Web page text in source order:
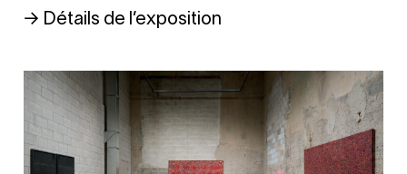
→ Détails de l’exposition